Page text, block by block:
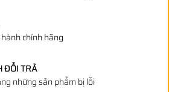
chính hãng
ĐỔI TRẢ
những sản phẩm bị lỗi